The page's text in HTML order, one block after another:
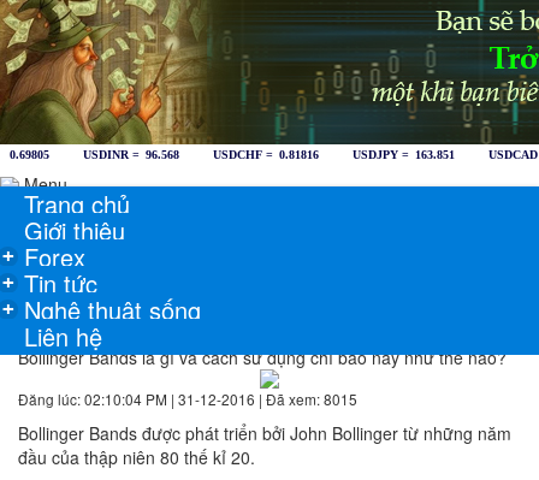
Menu
Trang chủ
Giới thiệu
+ Forex
+ Tin tức
+ Nghệ thuật sống
Liên hệ
Bollinger Bands là gì và cách sử dụng chỉ báo này như thế nào?
Đăng lúc: 02:10:04 PM | 31-12-2016 | Đã xem: 8015
Bollinger Bands được phát triển bởi John Bollinger từ những năm
đầu của thập niên 80 thế kỉ 20.